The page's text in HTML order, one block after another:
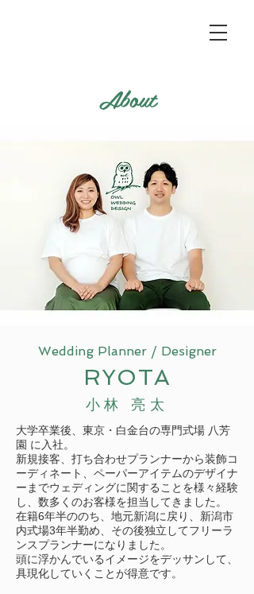
About
Wedding Planner / Designer
RYOTA
小林 亮太
大学卒業後、東京・白金台の専門式場 八芳
園 に入社。
新規接客、打ち合わせプランナーから装飾コ
ーディネート、ペーパーアイテムのデザイナ
ーまでウェディングに関することを様々経験
し、数多くのお客様を担当してきました。
在籍6年半ののち、地元新潟に戻り、新潟市
内式場3年半勤め、その後独立してフリーラ
ンスプランナーになりました。
頭に浮かんでいるイメージをデッサンして、
具現化していくことが得意です。